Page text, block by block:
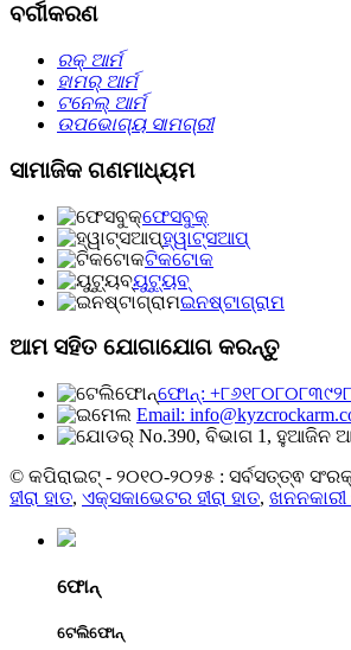
ବର୍ଗୀକରଣ
ରକ୍ ଆର୍ମ
ହାମର୍ ଆର୍ମ
ଟନେଲ୍‌ ଆର୍ମ
ଉପଭୋଗ୍ୟ ସାମଗ୍ରୀ
ସାମାଜିକ ଗଣମାଧ୍ୟମ
ଫେସବୁକ୍
ହ୍ୱାଟ୍ସଆପ୍
ଟିକଟୋକ
ୟୁଟ୍ୟୁବ୍
ଇନଷ୍ଟାଗ୍ରାମ
ଆମ ସହିତ ଯୋଗାଯୋଗ କରନ୍ତୁ
ଫୋନ୍:
Email:
No.390, ବିଭାଗ 1,
© କପିରାଇଟ୍ - ୨୦୧୦-୨୦୨୫ : ସର୍ବସତ୍ତ୍ଵ
ହୀରା ହାତ, ଏକ୍ସକାଭେଟର ହୀରା ହାତ,
ଫୋନ୍
ଟେଲିଫୋନ୍